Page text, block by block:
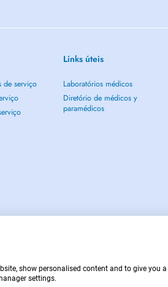
de serviço
Links úteis
Laboratórios médicos
Diretório de médicos y
paramédicos
112
show personalised content and to give you
settings.